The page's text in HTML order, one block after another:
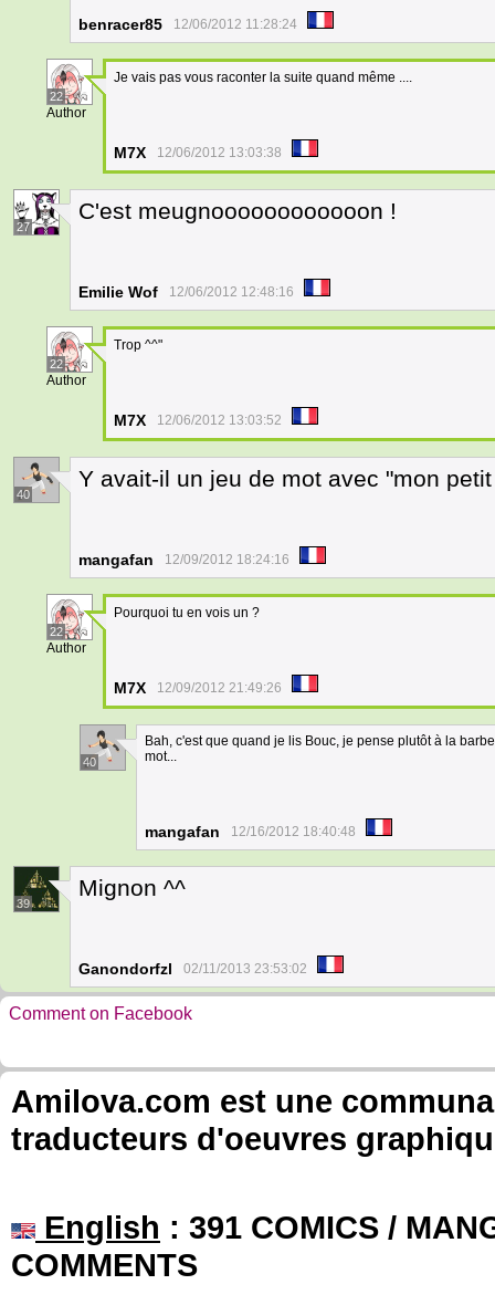
benracer85 12/06/2012 11:28:24
22
Author
Je vais pas vous raconter la suite quand même ....
M7X 12/06/2012 13:03:38
27
C'est meugnoooooooooooon !
Emilie Wof 12/06/2012 12:48:16
22
Author
Trop ^^"
M7X 12/06/2012 13:03:52
40
Y avait-il un jeu de mot avec "mon
mangafan 12/09/2012 18:24:16
22
Author
Pourquoi tu en vois un ?
M7X 12/09/2012 21:49:26
40
Bah, c'est que quand je lis Bouc, je pense plutôt à la
mot...
mangafan 12/16/2012 18:40:48
39
Mignon ^^
Ganondorfzl 02/11/2013 23:53:02
Comment on Facebook
Amilova.com est une
traducteurs d'oeuvres
English : 391 COMICS /
COMMENTS